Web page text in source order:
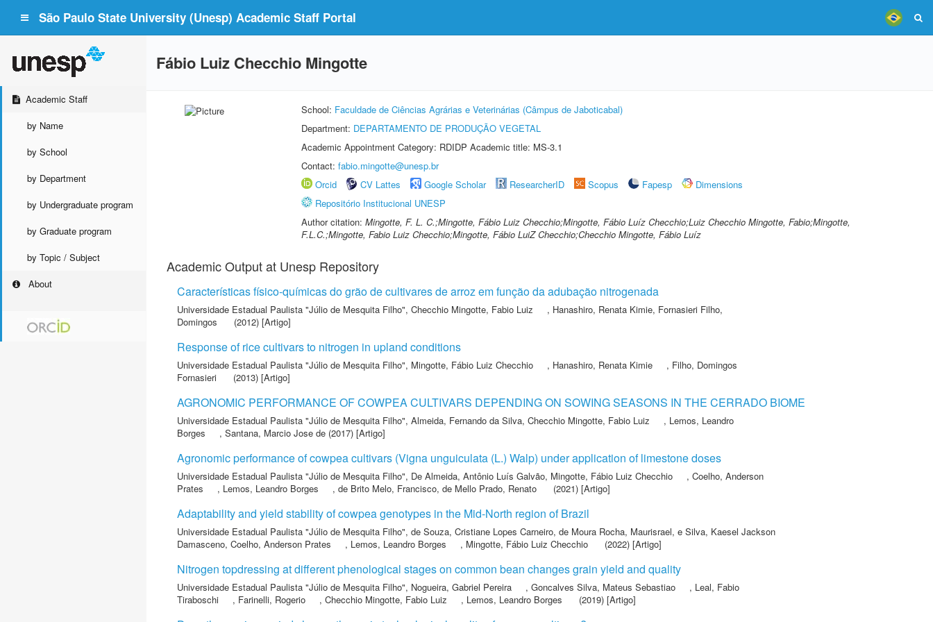
São Paulo State University (Unesp) Academic Staff Portal
Academic Staff
by Name
by School
by Department
by Undergraduate program
by Graduate program
by Topic / Subject
About
Fábio Luiz Checchio Mingotte
School: Faculdade de Ciências Agrárias e Veterinárias (Câmpus de Jaboticabal)
Department: DEPARTAMENTO DE PRODUÇÃO VEGETAL
Academic Appointment Category: RDIDP Academic title: MS-3.1
Contact: fabio.mingotte@unesp.br
Orcid
CV Lattes Google Scholar ResearcherID Scopus Fapesp
Dimensions
Repositório Institucional UNESP
Author citation: Mingotte, F. L. C.;Mingotte, Fábio Luiz Checchio;Mingotte, Fábio Luíz Checchio;Luiz Checchio Mingotte, Fabio;Mingotte,
F.L.C.;Mingotte, Fabio Luiz Checchio;Mingotte, Fábio Lui­Z Checchio;Checchio Mingotte, Fábio Luíz
Academic Output at Unesp Repository
Características físico-químicas do grão de cultivares de arroz em função da adubação nitrogenada
Universidade Estadual Paulista "Júlio de Mesquita Filho", Checchio Mingotte, Fabio Luiz , Hanashiro, Renata Kimie, Fornasieri Filho,
Domingos
(2012) [Artigo]
Response of rice cultivars to nitrogen in upland conditions
Universidade Estadual Paulista "Júlio de Mesquita Filho", Mingotte, Fábio Luiz Checchio , Hanashiro, Renata Kimie , Filho, Domingos
Fornasieri
(2013) [Artigo]
AGRONOMIC PERFORMANCE OF COWPEA CULTIVARS DEPENDING ON SOWING SEASONS IN THE CERRADO BIOME
Universidade Estadual Paulista "Júlio de Mesquita Filho", Almeida, Fernando da Silva, Checchio Mingotte, Fabio Luiz , Lemos, Leandro
Borges
, Santana, Marcio Jose de (2017) [Artigo]
Agronomic performance of cowpea cultivars (Vigna unguiculata (L.) Walp) under application of limestone doses
Universidade Estadual Paulista "Júlio de Mesquita Filho", De Almeida, Antônio Luís Galvão, Mingotte, Fábio Luiz Checchio , Coelho, Anderson
Prates
, Lemos, Leandro Borges , de Brito Melo, Francisco, de Mello Prado, Renato (2021) [Artigo]
Adaptability and yield stability of cowpea genotypes in the Mid-North region of Brazil
Universidade Estadual Paulista "Júlio de Mesquita Filho", de Souza, Cristiane Lopes Carneiro, de Moura Rocha, Maurisrael, e Silva, Kaesel Jackson
Damasceno, Coelho, Anderson Prates , Lemos, Leandro Borges , Mingotte, Fábio Luiz Checchio (2022) [Artigo]
Nitrogen topdressing at different phenological stages on common bean changes grain yield and quality
Universidade Estadual Paulista "Júlio de Mesquita Filho", Nogueira, Gabriel Pereira , Goncalves Silva, Mateus Sebastiao , Leal, Fabio
Tiraboschi
, Farinelli, Rogerio , Checchio Mingotte, Fabio Luiz , Lemos, Leandro Borges (2019) [Artigo]